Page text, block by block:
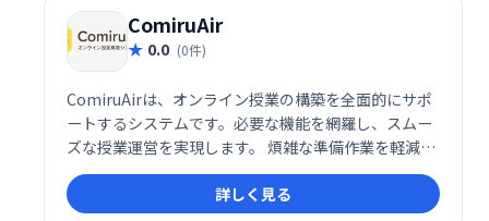
ComiruAir
0.0 (0件)
ComiruAirは、オンライン授業の構築を全面的にサポ
ートするシステムです。必要な機能を網羅し、スムー
ズな授業運営を実現します。 煩雑な準備作業を軽減
し、効率的な教育環境構築を支援します。
詳しく見る